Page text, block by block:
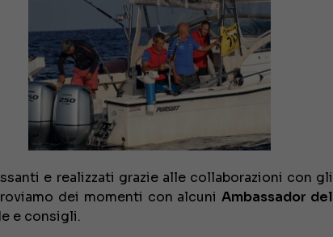
e realizzati grazie alle collaborazioni con gli
dei momenti con alcuniAmbassador del
e consigli.